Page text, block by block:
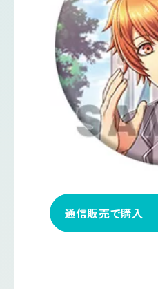
通信販売で購入